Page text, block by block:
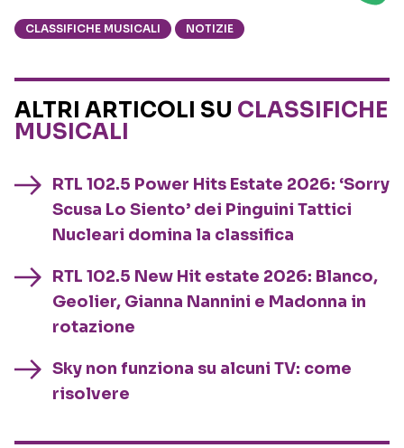
CLASSIFICHE MUSICALI NOTIZIE
ALTRI ARTICOLI SU CLASSIFICHE
MUSICALI
RTL 102.5 Power Hits Estate 2026: ‘Sorry
Scusa Lo Siento’ dei Pinguini Tattici
Nucleari domina la classifica
RTL 102.5 New Hit estate 2026: Blanco,
Geolier, Gianna Nannini e Madonna in
rotazione
Sky non funziona su alcuni TV: come
risolvere